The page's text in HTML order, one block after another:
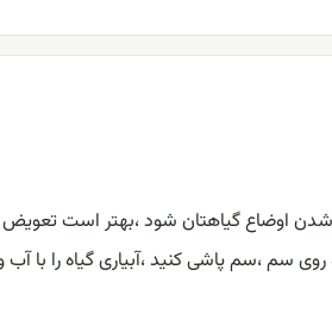
گیاهتان شود ،بهتر است تعویض را
سم ،سم پاشی کنید ،آبیاری گیاه را با